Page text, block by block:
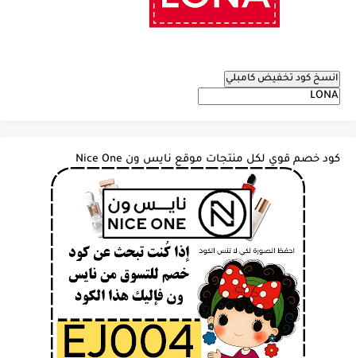
انسخ كود تخفيض كامبلي
كود خصم قوي لكل منتجات موقع نايس ون Nice One